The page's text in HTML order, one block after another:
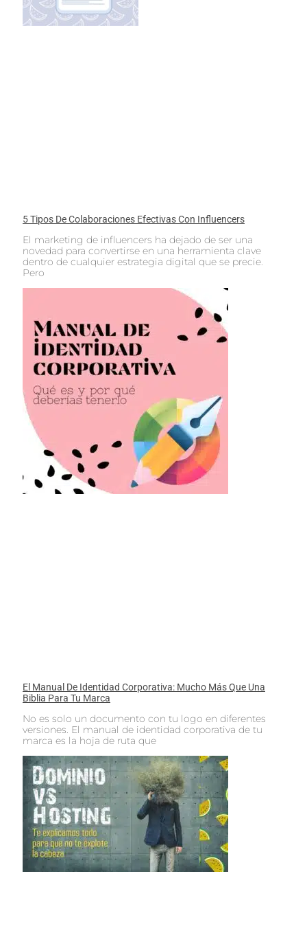
5 Tipos De Colaboraciones Efectivas Con Influencers
El marketing de influencers ha dejado de ser una
novedad para convertirse en una herramienta clave
dentro de cualquier estrategia digital que se precie.
Pero
El Manual De Identidad Corporativa: Mucho Más Que Una
Biblia Para Tu Marca
No es solo un documento con tu logo en diferentes
versiones. El manual de identidad corporativa de tu
marca es la hoja de ruta que